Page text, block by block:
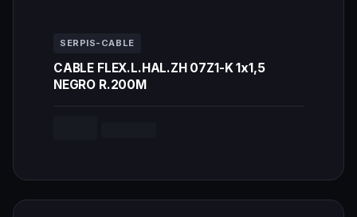
SERPIS-CABLE
CABLE FLEX.L.HAL.ZH 07Z1-K 1x1,5
NEGRO R.200M